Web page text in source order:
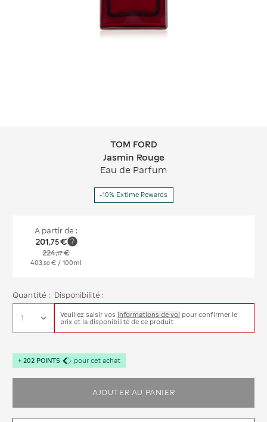
TOM FORD Jasmin Rouge
TOM FORD
Jasmin Rouge
Eau de Parfum
-10% Extime Rewards
A partir de :
201,75€
224,17€
403 50 € / 100ml
Quantité : Disponibilité :
Veuillez saisir vos informations de vol pour confirmer le
prix et la disponibilité de ce produit
+ 202 POINTS pour cet achat
AJOUTER AU PANIER